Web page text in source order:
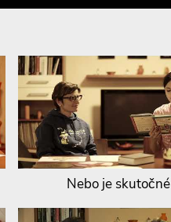
Nebo je skutočné